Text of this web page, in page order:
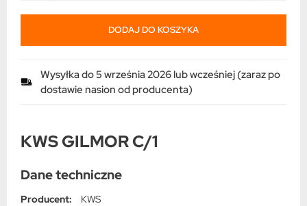
KWS GILMOR C/1
Dane techniczne
Producent:
KWS
DODAJ DO KOSZYKA
Wysyłka do 5 września 2026 lub wcześniej (zaraz po
dostawie nasion od producenta)